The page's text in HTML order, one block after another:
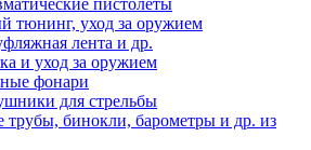
пистолеты
тюнинг, уход за оружием
лента и др.
и уход за оружием
фонари
для стрельбы
трубы, бинокли, барометры и др. из